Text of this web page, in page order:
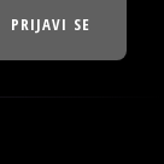
PRIJAVI SE